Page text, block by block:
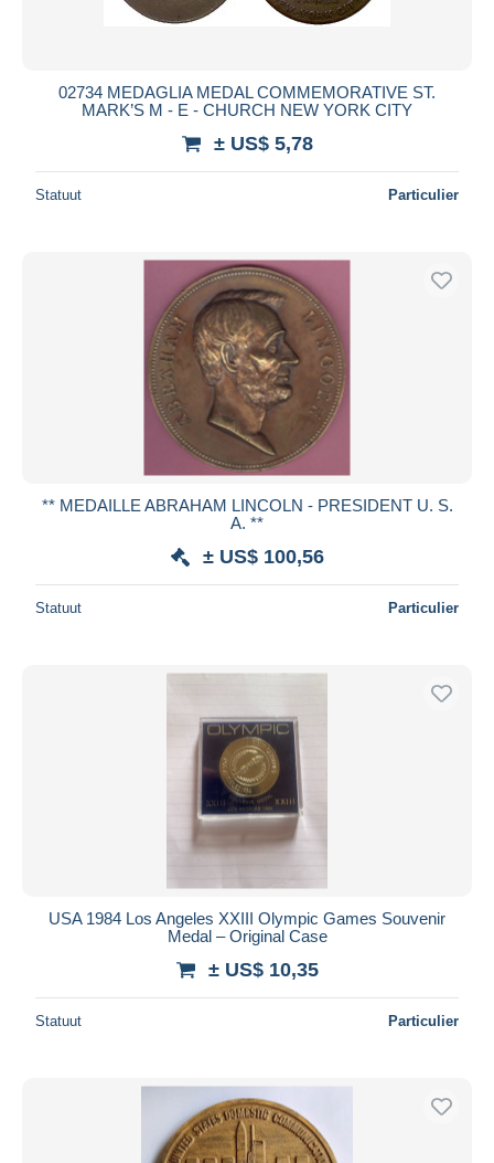
02734 MEDAGLIA MEDAL COMMEMORATIVE ST.
MARK’S M - E - CHURCH NEW YORK CITY
± US$ 5,78
Statuut Particulier
** MEDAILLE ABRAHAM LINCOLN - PRESIDENT U. S.
A. **
± US$ 100,56
Statuut Particulier
USA 1984 Los Angeles XXIII Olympic Games Souvenir
Medal – Original Case
± US$ 10,35
Statuut Particulier